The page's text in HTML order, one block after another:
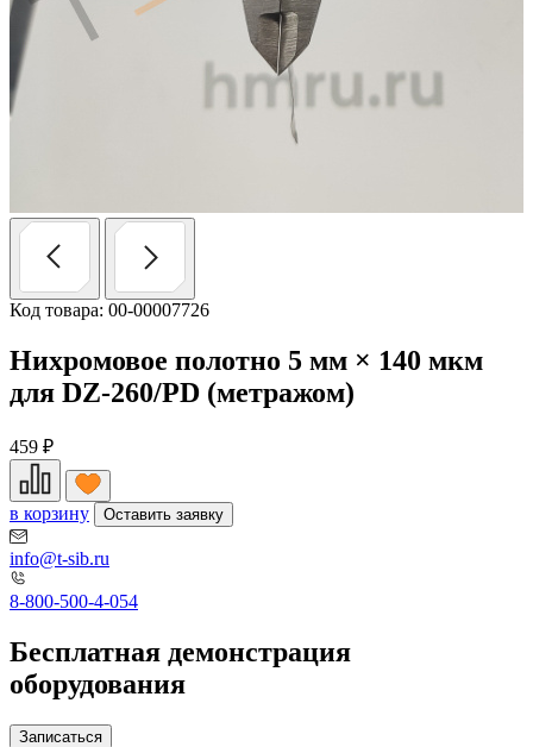
Код товара: 00-00007726
Нихромовое полотно 5 мм × 140 мкм
для DZ-260/PD (метражом)
459 ₽
в корзину Оставить заявку
info@t-sib.ru
8-800-500-4-054
Бесплатная демонстрация
оборудования
Записаться